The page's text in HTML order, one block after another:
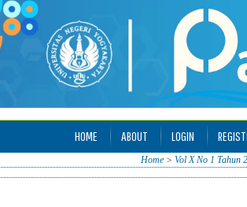
HOME ABOUT LOGIN
Home > Vol X No 1 Tahun